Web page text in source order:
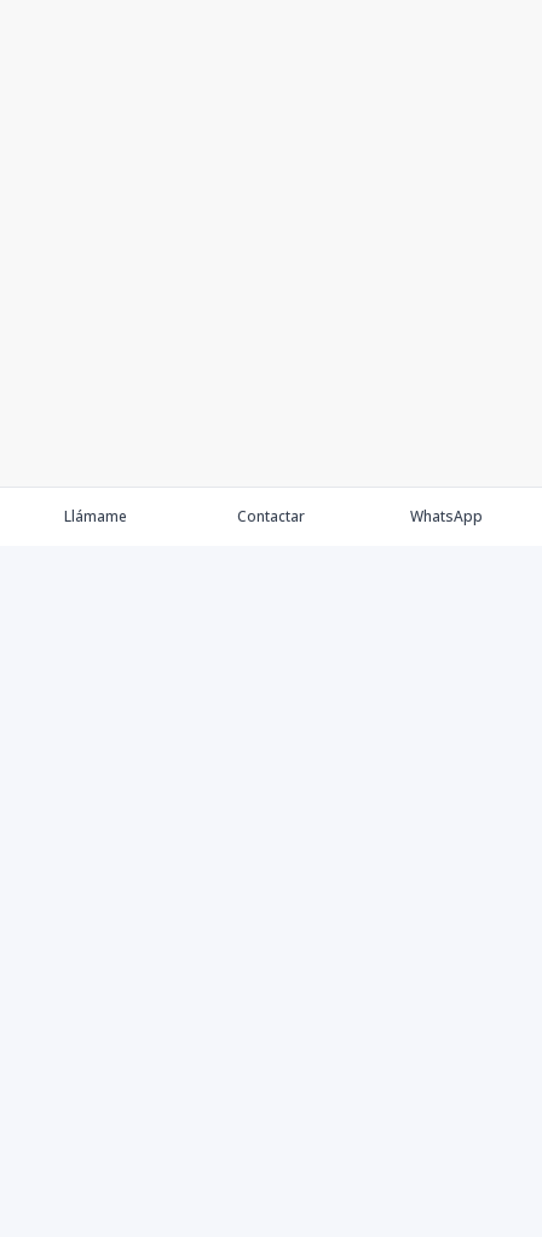
Llámame Contactar WhatsApp